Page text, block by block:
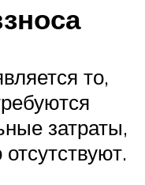
то,
затраты,